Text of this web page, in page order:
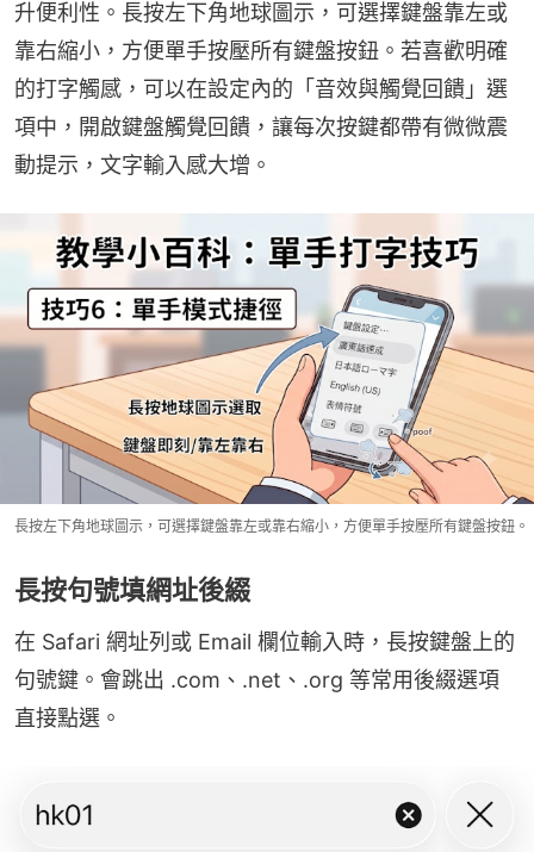
升便利性。長按左下角地球圖示，可選擇鍵盤靠左或
靠右縮小，方便單手按壓所有鍵盤按鈕。若喜歡明確
的打字觸感，可以在設定內的「音效與觸覺回饋」選
項中，開啟鍵盤觸覺回饋，讓每次按鍵都帶有微微震
動提示，文字輸入感大增。
長按左下角地球圖示，可選擇鍵盤靠左或靠右縮小，方便單手按壓所有鍵盤按鈕。
長按句號填網址後綴
在 Safari 網址列或 Email 欄位輸入時，長按鍵盤上的
句號鍵。會跳出 .com、.net、.org 等常用後綴選項
直接點選。